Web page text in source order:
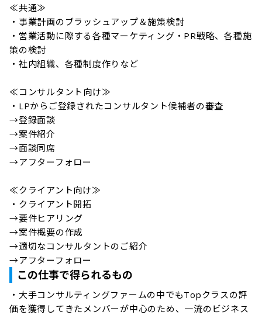
≪共通≫
・事業計画のブラッシュアップ＆施策検討
・営業活動に際する各種マーケティング・PR戦略、各種施
策の検討
・社内組織、各種制度作りなど
≪コンサルタント向け≫
・LPからご登録されたコンサルタント候補者の審査
→登録面談
→案件紹介
→面談同席
→アフターフォロー
≪クライアント向け≫
・クライアント開拓
→要件ヒアリング
→案件概要の作成
→適切なコンサルタントのご紹介
→アフターフォロー
この仕事で得られるもの
・大手コンサルティングファームの中でもTopクラスの評
価を獲得してきたメンバーが中心のため、一流のビジネス